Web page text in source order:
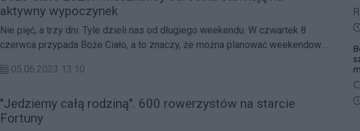
aktywny wypoczynek
Nie pięć, a trzy dni. Tyle dzieli nas od długiego weekendu. W czwartek 8
czerwca przypada Boże Ciało, a to znaczy, że można planować weekendowy
05.06.2023 13:10
"Jedziemy całą rodziną". 600 rowerzystów na starcie
Fortuny